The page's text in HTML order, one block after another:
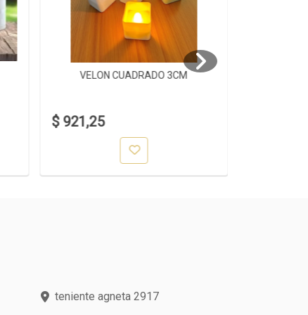
VELON CUADRADO 3CM
$ 921,25
teniente agneta 2917